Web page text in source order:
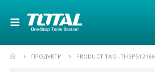
ПРОДУКТИ PRODUCT TAG -THSPS12166